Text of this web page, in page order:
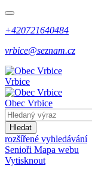
+420721640484
vrbice@seznam.cz
Vrbice
Obec Vrbice
Hledat
rozšířené vyhledávání
Senioři Mapa webu
Vytisknout